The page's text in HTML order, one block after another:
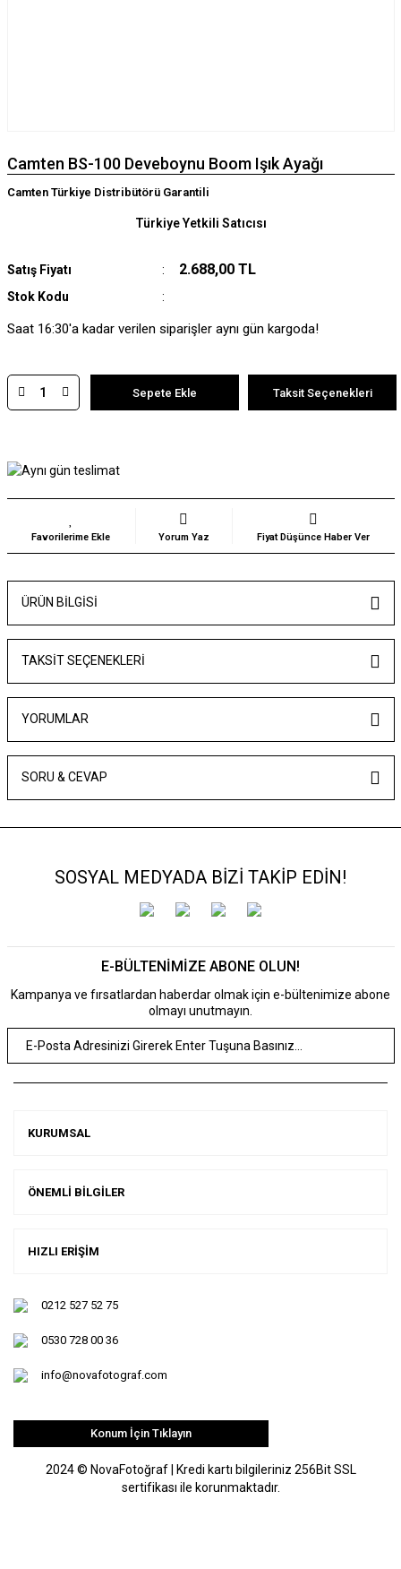
Camten BS-100 Deveboynu Boom Işık Ayağı
Camten Türkiye Distribütörü Garantili
Satış Fiyatı 2.688,00 TL
Stok Kodu
Türkiye Yetkili Satıcısı
Saat 16:30'a kadar verilen siparişler aynı gün kargoda!
Sepete Ekle Taksit Seçenekleri
Yorum Yaz Fiyat Düşünce Haber Ver
ÜRÜN BILGISI
TAKSIT SEÇENEKLERI
YORUMLAR
SORU & CEVAP
SOSYAL MEDYADA BİZİ TAKİP EDİN!
E-BÜLTENİMİZE ABONE OLUN!
Kampanya ve fırsatlardan haberdar olmak için e-bültenimize abone
olmayı unutmayın.
KURUMSAL
ÖNEMLİ BİLGİLER
HIZLI ERİŞİM
0212 527 52 75
0530 728 00 36
info@novafotograf.com
Konum İçin Tıklayın
2024 © NovaFotoğraf | Kredi kartı bilgileriniz 256Bit SSL
sertifikası ile korunmaktadır.